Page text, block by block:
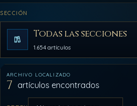
SECCIÓN
Todas las secciones
1.654 artículos
ARCHIVO LOCALIZADO
7 artículos encontrados